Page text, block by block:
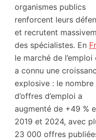
organismes publics
renforcent leurs
et recrutent
des spécialistes. En
le marché de
a connu une
explosive : le nombre
d’offres d’emploi a
augmenté de +49 %
2019 et 2024, avec
23 000 offres